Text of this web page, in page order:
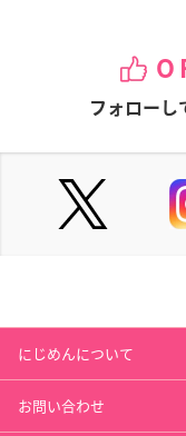
フォローし
にじめんについて
お問い合わせ